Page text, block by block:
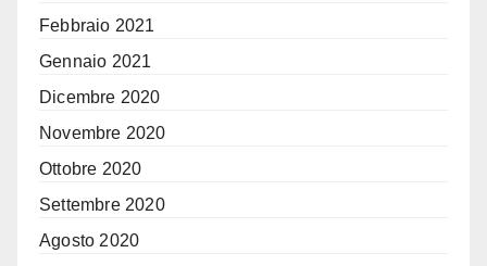
Febbraio 2021
Gennaio 2021
Dicembre 2020
Novembre 2020
Ottobre 2020
Settembre 2020
Agosto 2020